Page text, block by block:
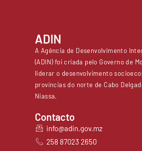
ADIN
A Agência de Desenvolvimento
(ADIN) foi criada pelo Governo de
liderar o desenvolvimento
províncias do norte de Cabo
Niassa.
Contacto
info@adin.gov.mz
258 87023 2650